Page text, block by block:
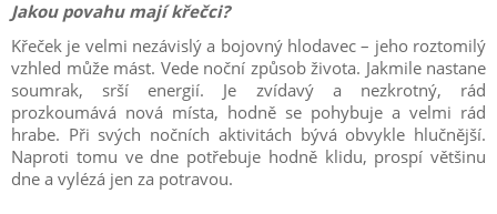
Jakou povahu mají křečci?
Křeček je velmi nezávislý a bojovný hlodavec – jeho roztomilý
vzhled může mást. Vede noční způsob života. Jakmile nastane
soumrak, srší energií. Je zvídavý a nezkrotný, rád
prozkoumává nová místa, hodně se pohybuje a velmi rád
hrabe. Při svých nočních aktivitách bývá obvykle hlučnější.
Naproti tomu ve dne potřebuje hodně klidu, prospí většinu
dne a vylézá jen za potravou.